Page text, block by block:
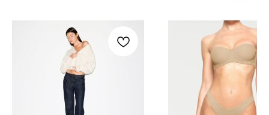
Политика обработки персональных данных
Согласие на обработку персональных данных
© 2025 kicksbazar. Все права защищены.